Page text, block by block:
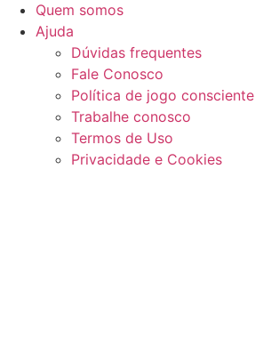
Quem somos
Ajuda
Dúvidas frequentes
Fale Conosco
Política de jogo consciente
Trabalhe conosco
Termos de Uso
Privacidade e Cookies